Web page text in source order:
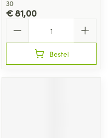
30
€ 81,00
Bestel